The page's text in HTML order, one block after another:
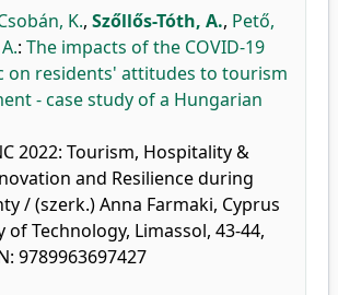
K., Szőllős-Tóth, A., Pető,
: The impacts of the COVID-19
on residents' attitudes to tourism
- case study of a Hungarian
2022: Tourism, Hospitality &
and Resilience during
/ (szerk.) Anna Farmaki, Cyprus
of Technology, Limassol, 43-44,
9789963697427